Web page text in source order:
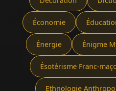
Économie
Énergie Énigme
Ésotérisme Franc-
Ethnologie